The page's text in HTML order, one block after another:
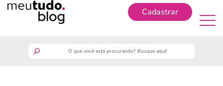
Cadastrar